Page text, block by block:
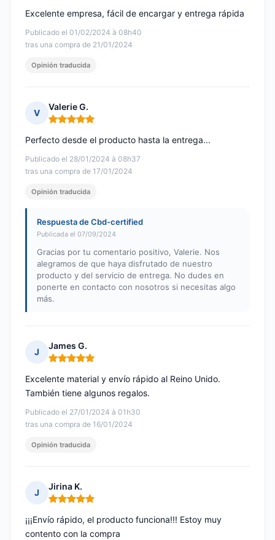
Publicado el 01/02/2024 à 08h40
tras una compra de 21/01/2024
Excelente empresa, fácil de encargar y entrega rápida
Opinión traducida
V
Valerie G.
Nota: 5 de 5
Publicado el 28/01/2024 à 08h37
tras una compra de 17/01/2024
Perfecto desde el producto hasta la entrega...
Opinión traducida
Respuesta de Cbd-certified
Publicada el 07/09/2024
Gracias por tu comentario positivo, Valerie. Nos
alegramos de que haya disfrutado de nuestro
producto y del servicio de entrega. No dudes en
ponerte en contacto con nosotros si necesitas algo
más.
J
James G.
Nota: 5 de 5
Publicado el 27/01/2024 à 01h30
tras una compra de 16/01/2024
Excelente material y envío rápido al Reino Unido.
También tiene algunos regalos.
Opinión traducida
J
Jirina K.
Nota: 5 de 5
¡¡¡Envío rápido, el producto funciona!!! Estoy muy
contento con la compra